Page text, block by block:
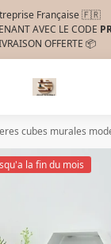
Française 🇫🇷
AVEC LE CODE
OFFERTE 📦
cubes murales
la fin du mois